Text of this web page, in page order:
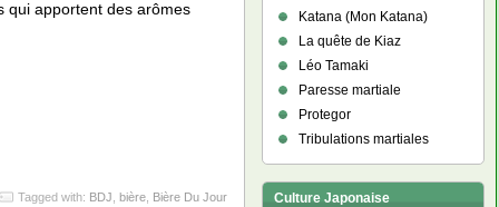
qui apportent des arômes
Tagged with: BDJ bière, Bière Du Jour
Katana (Mon Katana)
La quête de Kiaz
Léo Tamaki
Paresse martiale
Protegor
Tribulations martiales
Culture Japonaise